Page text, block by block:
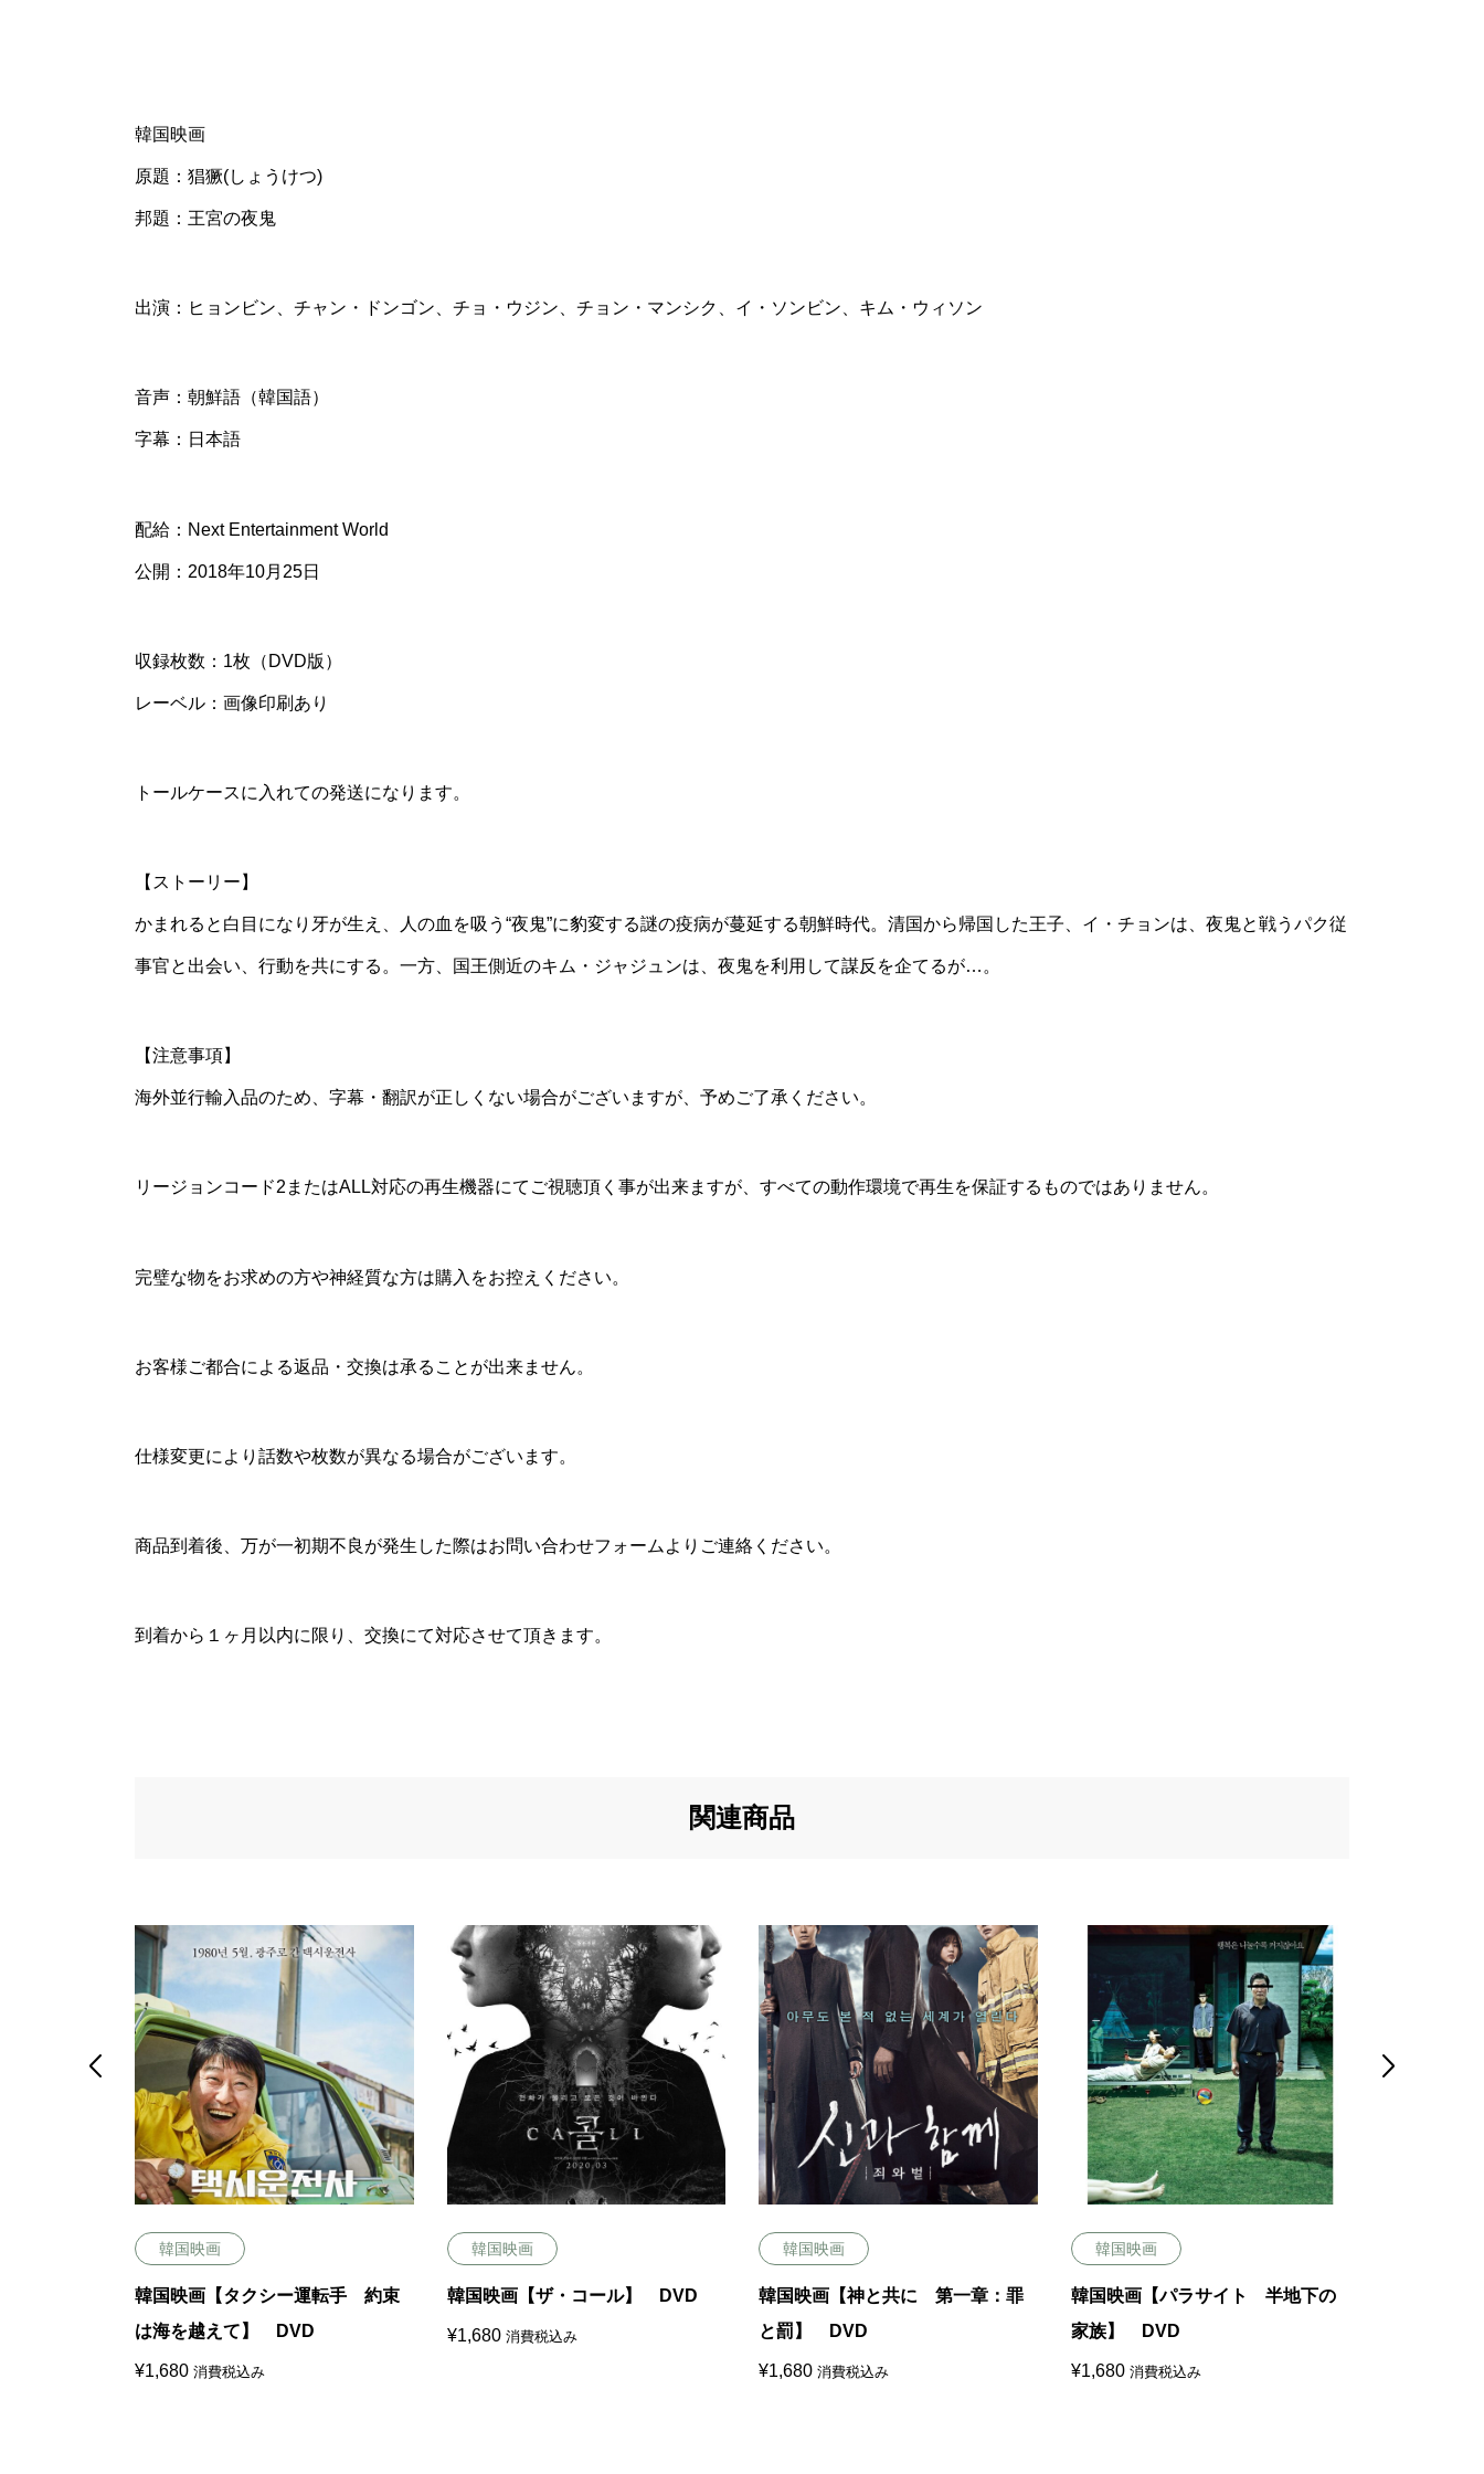
韓国映画
原題：猖獗(しょうけつ)
邦題：王宮の夜鬼
出演：ヒョンビン、チャン・ドンゴン、チョ・ウジン、チョン・マンシク、イ・ソンビン、キム・ウィソン
音声：朝鮮語（韓国語）
字幕：日本語
配給：Next Entertainment World
公開：2018年10月25日
収録枚数：1枚（DVD版）
レーベル：画像印刷あり
トールケースに入れての発送になります。
【ストーリー】
かまれると白目になり牙が生え、人の血を吸う“夜鬼”に豹変する謎の疫病が蔓延する朝鮮時代。清国から帰国した王子、イ・チョンは、夜鬼と戦うパク従
事官と出会い、行動を共にする。一方、国王側近のキム・ジャジュンは、夜鬼を利用して謀反を企てるが…。
【注意事項】
海外並行輸入品のため、字幕・翻訳が正しくない場合がございますが、予めご了承ください。
リージョンコード2またはALL対応の再生機器にてご視聴頂く事が出来ますが、すべての動作環境で再生を保証するものではありません。
完璧な物をお求めの方や神経質な方は購入をお控えください。
お客様ご都合による返品・交換は承ることが出来ません。
仕様変更により話数や枚数が異なる場合がございます。
商品到着後、万が一初期不良が発生した際はお問い合わせフォームよりご連絡ください。
到着から１ヶ月以内に限り、交換にて対応させて頂きます。
関連商品
韓国映画
韓国映画【タクシー運転手 約束
は海を越えて】 DVD
¥1,680 消費税込み
韓国映画
韓国映画【ザ・コール】 DVD
¥1,680 消費税込み
韓国映画
韓国映画【神と共に 第一章：罪
と罰】 DVD
¥1,680 消費税込み
韓国映画
韓国映画【パラサイト 半地下の
家族】 DVD
¥1,680 消費税込み
 